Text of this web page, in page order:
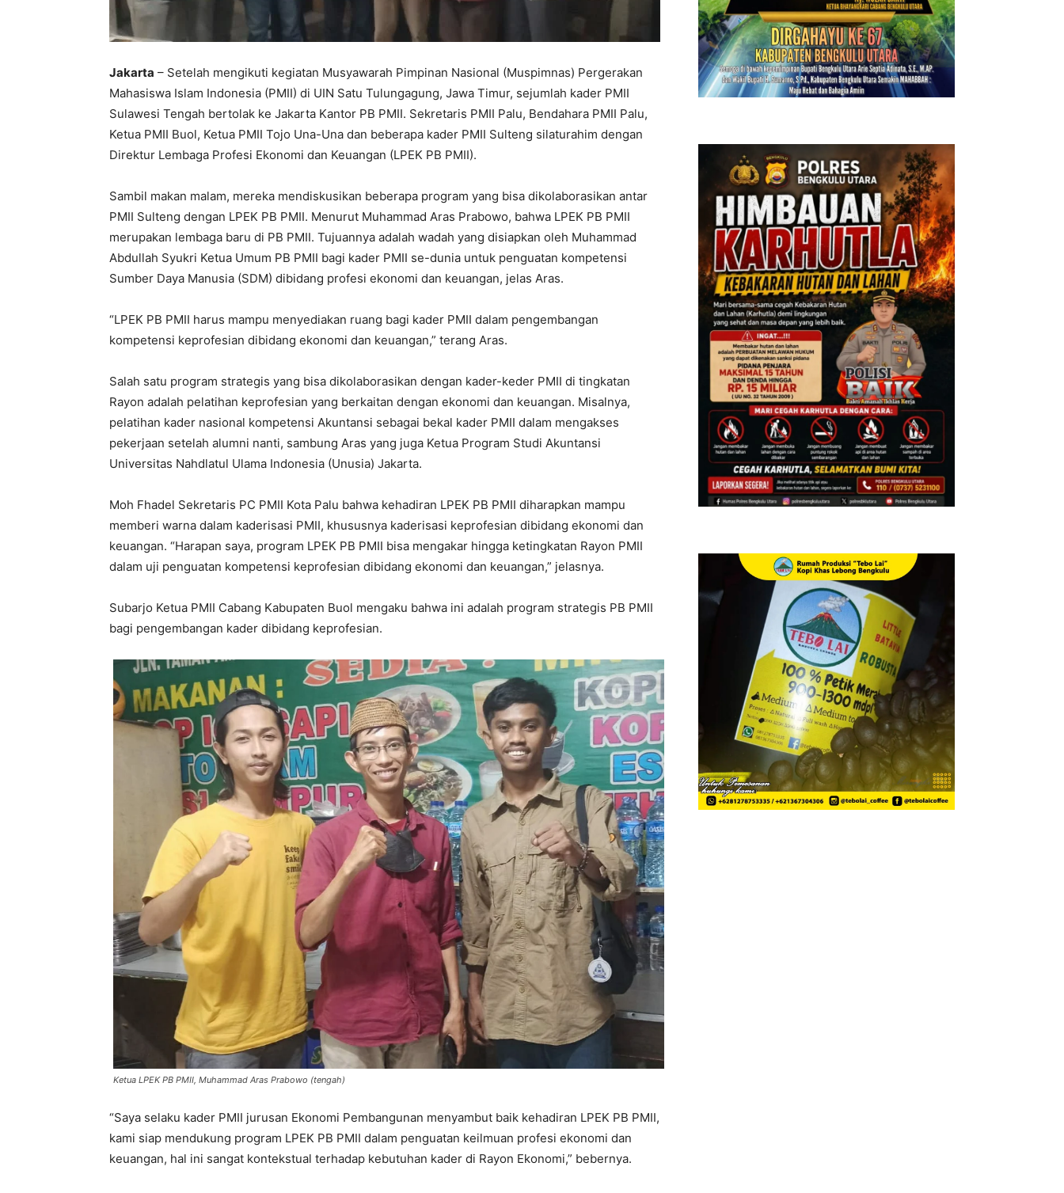
Jakarta – Setelah mengikuti kegiatan Musyawarah Pimpinan Nasional (Muspimnas) Pergerakan
Mahasiswa Islam Indonesia (PMII) di UIN Satu Tulungagung, Jawa Timur, sejumlah kader PMII
Sulawesi Tengah bertolak ke Jakarta Kantor PB PMII. Sekretaris PMII Palu, Bendahara PMII Palu,
Ketua PMII Buol, Ketua PMII Tojo Una-Una dan beberapa kader PMII Sulteng silaturahim dengan
Direktur Lembaga Profesi Ekonomi dan Keuangan (LPEK PB PMII).
Sambil makan malam, mereka mendiskusikan beberapa program yang bisa dikolaborasikan antar
PMII Sulteng dengan LPEK PB PMII. Menurut Muhammad Aras Prabowo, bahwa LPEK PB PMII
merupakan lembaga baru di PB PMII. Tujuannya adalah wadah yang disiapkan oleh Muhammad
Abdullah Syukri Ketua Umum PB PMII bagi kader PMII se-dunia untuk penguatan kompetensi
Sumber Daya Manusia (SDM) dibidang profesi ekonomi dan keuangan, jelas Aras.
“LPEK PB PMII harus mampu menyediakan ruang bagi kader PMII dalam pengembangan
kompetensi keprofesian dibidang ekonomi dan keuangan,” terang Aras.
Salah satu program strategis yang bisa dikolaborasikan dengan kader-keder PMII di tingkatan
Rayon adalah pelatihan keprofesian yang berkaitan dengan ekonomi dan keuangan. Misalnya,
pelatihan kader nasional kompetensi Akuntansi sebagai bekal kader PMII dalam mengakses
pekerjaan setelah alumni nanti, sambung Aras yang juga Ketua Program Studi Akuntansi
Universitas Nahdlatul Ulama Indonesia (Unusia) Jakarta.
Moh Fhadel Sekretaris PC PMII Kota Palu bahwa kehadiran LPEK PB PMII diharapkan mampu
memberi warna dalam kaderisasi PMII, khususnya kaderisasi keprofesian dibidang ekonomi dan
keuangan. “Harapan saya, program LPEK PB PMII bisa mengakar hingga ketingkatan Rayon PMII
dalam uji penguatan kompetensi keprofesian dibidang ekonomi dan keuangan,” jelasnya.
Subarjo Ketua PMII Cabang Kabupaten Buol mengaku bahwa ini adalah program strategis PB PMII
bagi pengembangan kader dibidang keprofesian.
Ketua LPEK PB PMII, Muhammad Aras Prabowo (tengah)
“Saya selaku kader PMII jurusan Ekonomi Pembangunan menyambut baik kehadiran LPEK PB PMII,
kami siap mendukung program LPEK PB PMII dalam penguatan keilmuan profesi ekonomi dan
keuangan, hal ini sangat kontekstual terhadap kebutuhan kader di Rayon Ekonomi,” bebernya.